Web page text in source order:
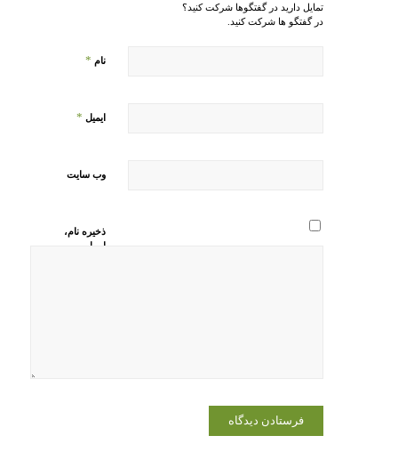
تمایل دارید در گفتگوها شرکت کنید؟
در گفتگو ها شرکت کنید.
نام *
ایمیل *
وب‌ سایت
ذخیره نام،
ایمیل و